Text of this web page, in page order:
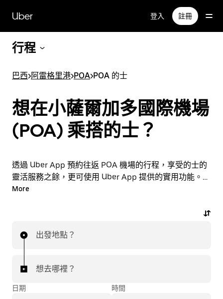
Uber 登入 註冊
行程
巴西>阿雷格里港>POA>POA 的士
想在小薩爾加多國際機場
(POA) 乘搭的士？
透過 Uber App 預約往返 POA 機場的行程，享受的士的
靈活服務之餘，更可使用 Uber App 提供的實用功能。臨
時需要乘車？隨時透過 App 或網站預約行程，享受經濟
More
出發地點？
想去哪裡？
日期 時間